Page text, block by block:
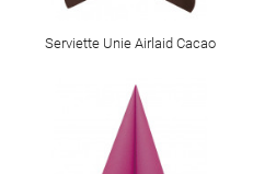
Serviette Unie Airlaid Cacao